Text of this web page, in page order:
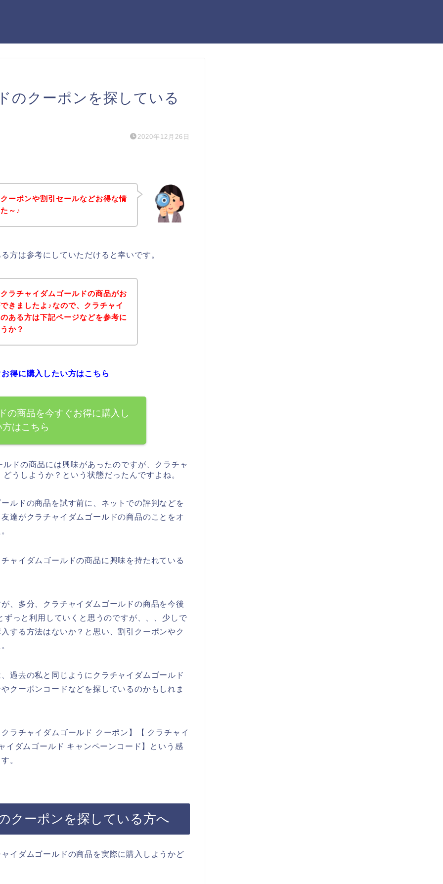
のクーポンを探している
2020年12月26日
ーポンや割引セールなどお得な情
～♪
方は参考にしていただけると幸いです。
ラチャイダムゴールドの商品がお
きましたよ♪なので、クラチャイ
ある方は下記ページなどを参考に
か？
得に購入したい方はこちら
の商品を今すぐお得に購入し
方はこちら
ドの商品には興味があったのですが、クラチャ
うしようか？という状態だったんですよね。
ルドの商品を試す前に、ネットでの評判などを
達がクラチャイダムゴールドの商品のことをオ
ャイダムゴールドの商品に興味を持たれている
、多分、クラチャイダムゴールドの商品を今後
っと利用していくと思うのですが、、、少しで
する方法はないか？と思い、割引クーポンやク
過去の私と同じようにクラチャイダムゴールド
クーポンコードなどを探しているのかもしれま
ラチャイダムゴールド クーポン】【 クラチャイ
イダムゴールド キャンペーンコード】という感
。
クーポンを探している方へ
イダムゴールドの商品を実際に購入しようかど